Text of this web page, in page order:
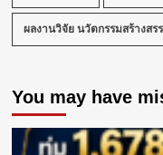
สู่
ความ
Water
Prize
2024
ชิงชัย
ผลงานวิจัย นวัตกรรมสร้างสร
You may have